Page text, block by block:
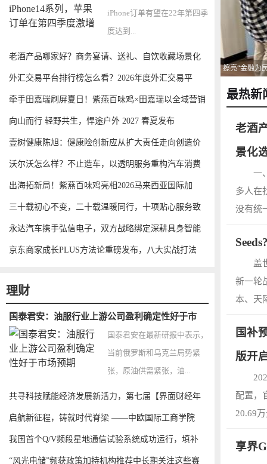
iPhone订单有望在22年第四季
度达到...
老酒产品哪家好？商务宴请、送礼、自饮收藏场景化
选
外汇交易平台排行榜怎么看？2026年度外汇交易平
牵手田嘉瑞刷屏夏日！紫燕百味鸡×田嘉瑞以全域营销
向山而行 轻野共生，悍途户外 2027 春夏发布
壹树健康陈旭：健康险创新应从扩大责任走向创造价
值
沃尔沃怎么样？不止造车，以透明服务重构汽车消费
安
出海拓新局！紫燕百味鸡亮相2026马来西亚国际加
三十载初心不变，二十载温暖同行，十项贴心服务致
敬
永达汽车携手弘信电子，双方战略绑定深耕具身智能
商
京东商家成长PLUS方法论重磅发布，八大实战打法
理财
国泰君安：油服行业上游公司盈利确定性好于市
国泰君安在最新研报中表示，
当前俄罗斯和乌克兰局势紧
张，原油供需紧张，油...
共寻科技赋能经济发展新活力，第七届【界面财经年
会
启航新征程，铸就时代脊梁 ——中欧国际工商学院
我国首个Q/V频段星地通信试验系统成功运行，填补
“风光电储”频获政策加持机构推荐中长期关注这些赛
擦亮“金融为
最热新
老酒
景化
一
多人在
没有统
盖
新一轮
本、天
国补
版开
配置，
20.69
享界